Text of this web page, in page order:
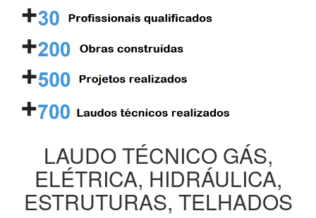
LAUDO TÉCNICO GÁS,
ELÉTRICA, HIDRÁULICA,
ESTRUTURAS, TELHADOS